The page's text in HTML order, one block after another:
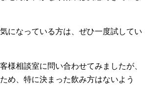
になっている方は、ぜひ一度試してい
様相談室に問い合わせてみましたが、
め、特に決まった飲み方はないよう